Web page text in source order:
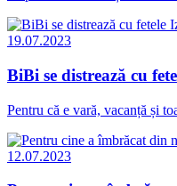
19.07.2023
BiBi se distrează cu
Pentru că e vară, vacanță și
12.07.2023